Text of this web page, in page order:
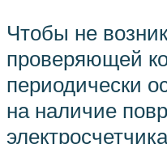
Чтобы не
проверяющей
периодически
на наличие